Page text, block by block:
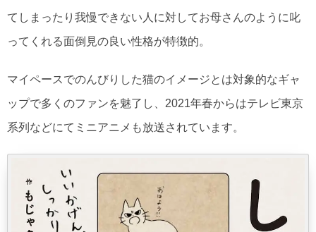
てしまったり我慢できない人に対してお母さんのように叱
ってくれる面倒見の良い性格が特徴的。
マイペースでのんびりした猫のイメージとは対象的なギャ
ップで多くのファンを魅了し、2021年春からはテレビ東京
系列などにてミニアニメも放送されています。